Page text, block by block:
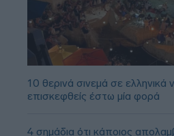
10 θερινά σινεμά σε ελληνικά
επισκεφθείς έστω μία φορά
4 σημάδια ότι κάποιος